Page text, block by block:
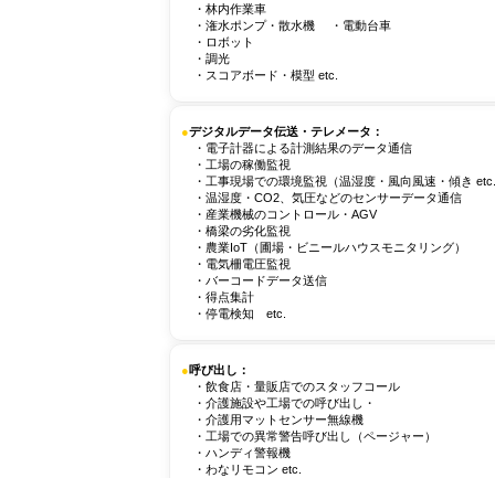
・林内作業車
・潅水ポンプ・散水機 ・電動台車
・ロボット
・調光
・スコアボード・模型 etc.
●デジタルデータ伝送・テレメータ：
・電子計器による計測結果のデータ通信
・工場の稼働監視
・工事現場での環境監視（温湿度・風向風速・傾き
・温湿度・CO2、気圧などのセンサーデータ通信
・産業機械のコントロール・AGV
・橋梁の劣化監視
・農業IoT（圃場・ビニールハウスモニタリング）
・電気柵電圧監視
・バーコードデータ送信
・得点集計
・停電検知 etc.
●呼び出し：
・飲食店・量販店でのスタッフコール
・介護施設や工場での呼び出し・
・介護用マットセンサー無線機
・工場での異常警告呼び出し（ページャー）
・ハンディ警報機
・わなリモコン etc.